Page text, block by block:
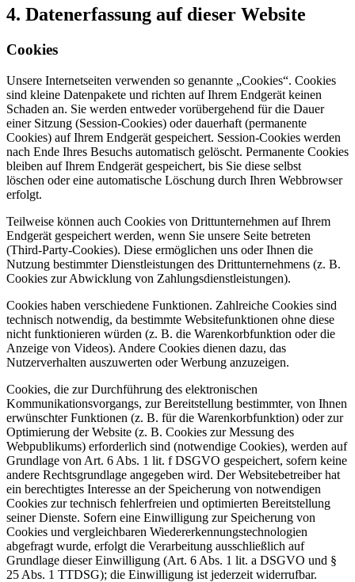
4. Datenerfassung auf dieser Website
Cookies
Unsere Internetseiten verwenden so genannte „Cookies“. Cookies
sind kleine Datenpakete und richten auf Ihrem Endgerät keinen
Schaden an. Sie werden entweder vorübergehend für die Dauer
einer Sitzung (Session-Cookies) oder dauerhaft (permanente
Cookies) auf Ihrem Endgerät gespeichert. Session-Cookies werden
nach Ende Ihres Besuchs automatisch gelöscht. Permanente Cookies
bleiben auf Ihrem Endgerät gespeichert, bis Sie diese selbst
löschen oder eine automatische Löschung durch Ihren Webbrowser
erfolgt.
Teilweise können auch Cookies von Drittunternehmen auf Ihrem
Endgerät gespeichert werden, wenn Sie unsere Seite betreten
(Third-Party-Cookies). Diese ermöglichen uns oder Ihnen die
Nutzung bestimmter Dienstleistungen des Drittunternehmens (z. B.
Cookies zur Abwicklung von Zahlungsdienstleistungen).
Cookies haben verschiedene Funktionen. Zahlreiche Cookies sind
technisch notwendig, da bestimmte Websitefunktionen ohne diese
nicht funktionieren würden (z. B. die Warenkorbfunktion oder die
Anzeige von Videos). Andere Cookies dienen dazu, das
Nutzerverhalten auszuwerten oder Werbung anzuzeigen.
Cookies, die zur Durchführung des elektronischen
Kommunikationsvorgangs, zur Bereitstellung bestimmter, von Ihnen
erwünschter Funktionen (z. B. für die Warenkorbfunktion) oder zur
Optimierung der Website (z. B. Cookies zur Messung des
Webpublikums) erforderlich sind (notwendige Cookies), werden auf
Grundlage von Art. 6 Abs. 1 lit. f DSGVO gespeichert, sofern keine
andere Rechtsgrundlage angegeben wird. Der Websitebetreiber hat
ein berechtigtes Interesse an der Speicherung von notwendigen
Cookies zur technisch fehlerfreien und optimierten Bereitstellung
seiner Dienste. Sofern eine Einwilligung zur Speicherung von
Cookies und vergleichbaren Wiedererkennungstechnologien
abgefragt wurde, erfolgt die Verarbeitung ausschließlich auf
Grundlage dieser Einwilligung (Art. 6 Abs. 1 lit. a DSGVO und §
25 Abs. 1 TTDSG); die Einwilligung ist jederzeit widerrufbar.